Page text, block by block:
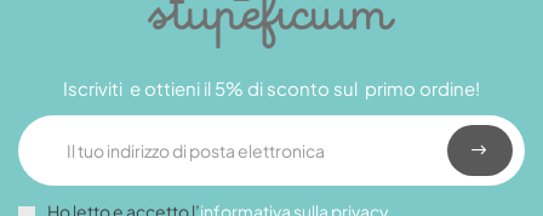
Iscriviti e ottieni il 5% di sconto sul primo ordine!
Ho letto e accetto l’informativa sulla privacy.